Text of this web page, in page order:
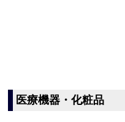
医療機器・化粧品